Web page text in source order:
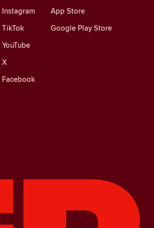
Instagram
TikTok
YouTube
X
Facebook
App Store
Google Play Store